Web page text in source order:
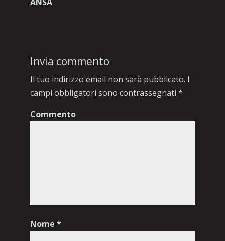
Invia commento
Il tuo indirizzo email non sarà pubblicato. I
campi obbligatori sono contrassegnati *
Commento
Nome *